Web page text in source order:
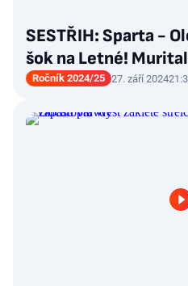
SESTŘIH: Sparta -
šok na Letné!
Ročník 2024/25 27. září 2024